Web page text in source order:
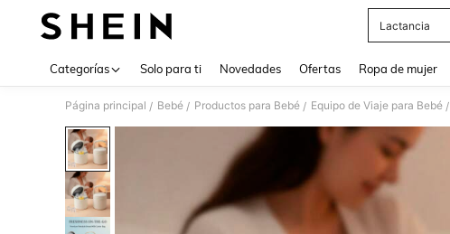
Lactancia
Categorías Solo para ti Novedades Ofertas Ropa de mujer
Página principal / Bebé / Productos para Bebé / Equipo de Viaje para Bebé /